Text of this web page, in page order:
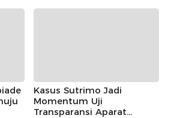
Kasus Sutrimo Jadi
Momentum Uji
Transparansi Aparat